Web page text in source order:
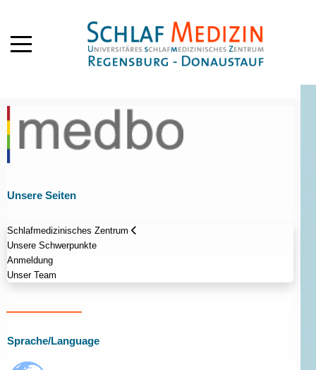
Mobile Menu Toggle
Unsere Seiten
Schlafmedizinisches Zentrum
Unsere Schwerpunkte
Anmeldung
Unser Team
Sprache/Language